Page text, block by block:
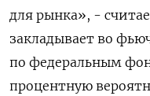
для рынка», -
закладывает во
по федеральным
процентную